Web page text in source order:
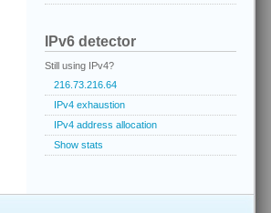
IPv6 detector
Still using IPv4?
216.73.216.64
IPv4 exhaustion
IPv4 address allocation
Show stats